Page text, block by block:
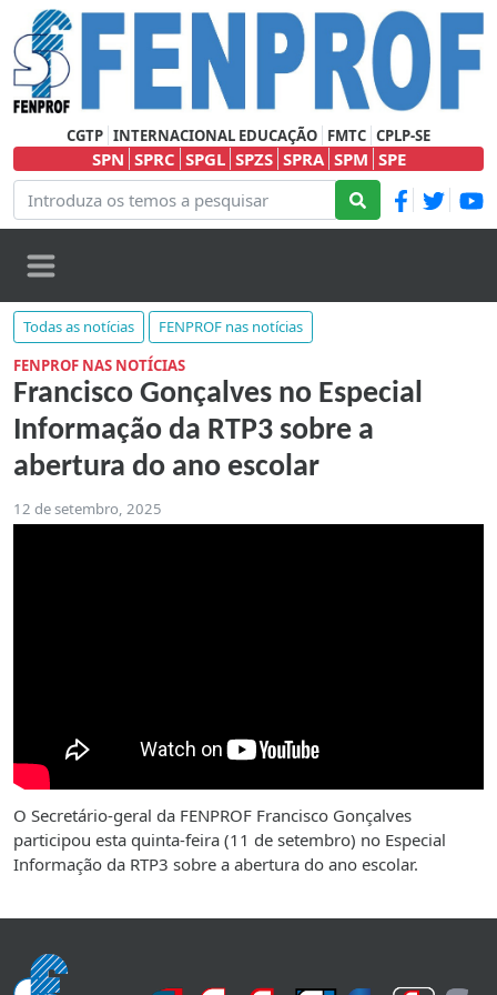
CGTP INTERNACIONAL EDUCAÇÃO FMTC CPLP-SE
SPN SPRC SPGL SPZS SPRA SPM SPE
Todas as notícias
FENPROF nas notícias
FENPROF NAS NOTÍCIAS
Francisco Gonçalves no Especial
Informação da RTP3 sobre a
abertura do ano escolar
12 de setembro, 2025
O Secretário-geral da FENPROF Francisco Gonçalves
participou esta quinta-feira (11 de setembro) no Especial
Informação da RTP3 sobre a abertura do ano escolar.